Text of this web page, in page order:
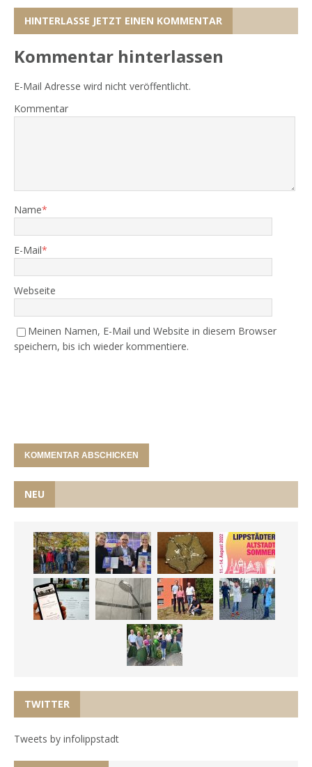
HINTERLASSE JETZT EINEN KOMMENTAR
Kommentar hinterlassen
E-Mail Adresse wird nicht veröffentlicht.
Kommentar
Name*
E-Mail*
Webseite
Meinen Namen, E-Mail und Website in diesem Browser
speichern, bis ich wieder kommentiere.
NEU
TWITTER
Tweets by infolippstadt